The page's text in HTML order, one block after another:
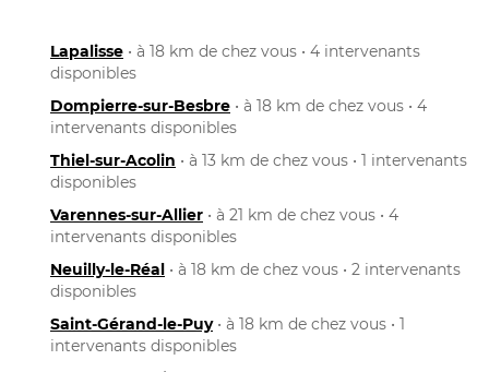
Lapalisse • à 18 km de chez vous • 4 intervenants
disponibles
Dompierre-sur-Besbre • à 18 km de chez vous • 4
intervenants disponibles
Thiel-sur-Acolin • à 13 km de chez vous • 1 intervenants
disponibles
Varennes-sur-Allier • à 21 km de chez vous • 4
intervenants disponibles
Neuilly-le-Réal • à 18 km de chez vous • 2 intervenants
disponibles
Saint-Gérand-le-Puy• à 18 km de chez vous • 1
intervenants disponibles